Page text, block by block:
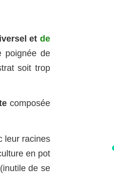
etde
poignée de
soit trop
composée
leur racines
en pot
de se